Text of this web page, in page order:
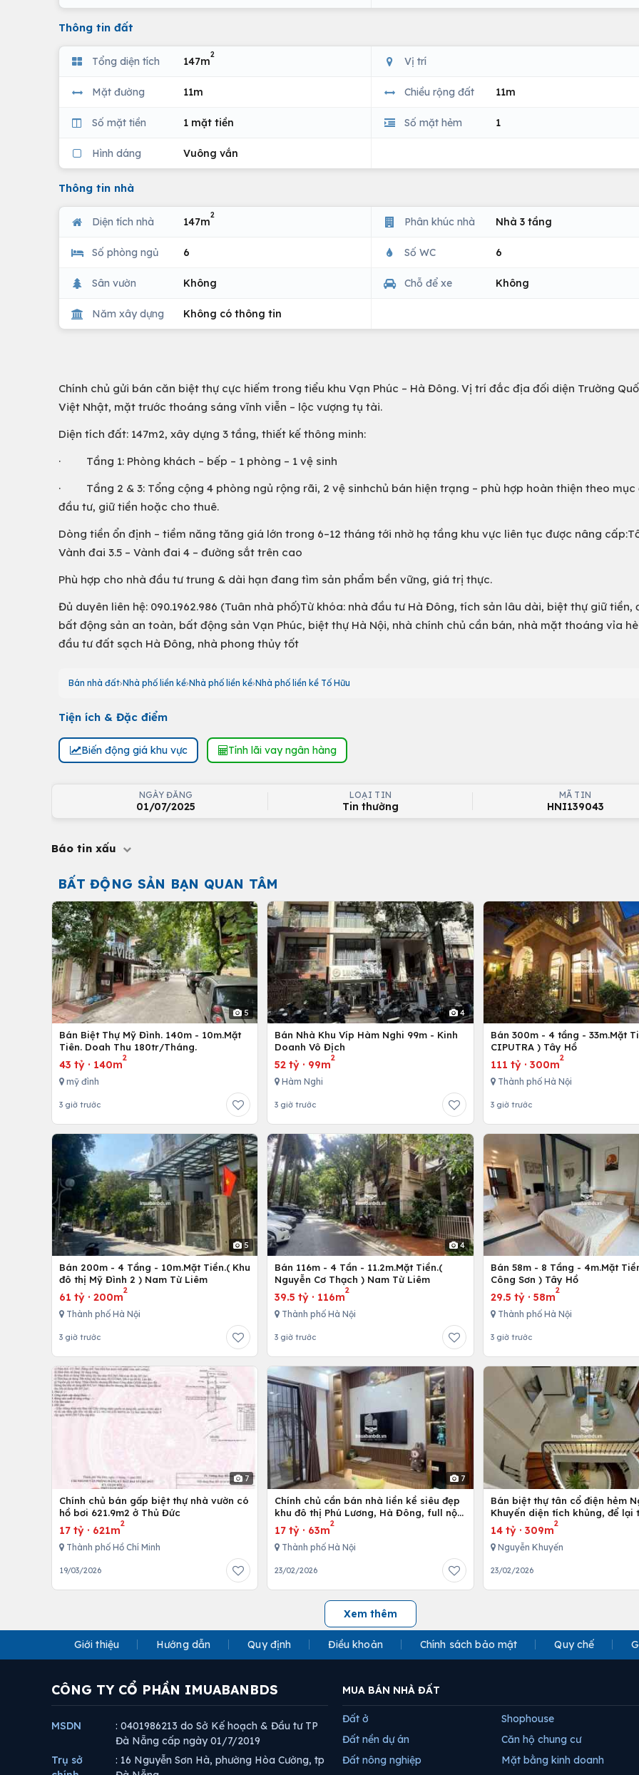
Thông tin đất
Tổng diện tích 147m
2
Vị trí
Mặt đường 11m Chiều rộng đất 11m
Số mặt tiền 1 mặt tiền Số mặt hẻm 1
Hình dáng Vuông vắn
Thông tin nhà
Diện tích nhà 147m
2
Phân khúc nhà Nhà 3 tầng
Số phòng ngủ 6 Số WC 6
Sân vườn Không Chỗ để xe Không
Năm xây dựng Không có thông tin
Chính chủ gửi bán căn biệt thự cực hiếm trong tiểu khu Vạn Phúc – Hà Đông. Vị trí đắc địa đối diện Trường
Việt Nhật, mặt trước thoáng sáng vĩnh viễn – lộc vượng tụ tài.
Diện tích đất: 147m2, xây dựng 3 tầng, thiết kế thông minh:
· Tầng 1: Phòng khách – bếp – 1 phòng – 1 vệ sinh
· Tầng 2 & 3: Tổng cộng 4 phòng ngủ rộng rãi, 2 vệ sinhchủ bán hiện trạng – phù hợp hoàn thiện theo mục
đầu tư, giữ tiền hoặc cho thuê.
Dòng tiền ổn định – tiềm năng tăng giá lớn trong 6–12 tháng tới nhờ hạ tầng khu vực liên tục được nâng
Vành đai 3.5 – Vành đai 4 – đường sắt trên cao
Phù hợp cho nhà đầu tư trung & dài hạn đang tìm sản phẩm bền vững, giá trị thực.
Đủ duyên liên hệ: 090.1962.986 (Tuân nhà phố)Từ khóa: nhà đầu tư Hà Đông, tích sản lâu dài, biệt thự giữ tiền,
bất động sản an toàn, bất động sản Vạn Phúc, biệt thự Hà Nội, nhà chính chủ cần bán, nhà mặt thoáng vỉa
đầu tư đất sạch Hà Đông, nhà phong thủy tốt
Bán nhà đất Nhà phố liền kề Nhà phố liền kề Nhà phố liền kề Tố Hữu
Tiện ích & Đặc điểm
Biến động giá khu vực Tính lãi vay ngân hàng
NGÀY ĐĂNG
01/07/2025
LOẠI TIN
Tin thường
MÃ TIN
HNI139043
Báo tin xấu
BẤT ĐỘNG SẢN BẠN QUAN TÂM
5
Bán Biệt Thự Mỹ Đình. 140m - 10m.Mặt
Tiên. Doah Thu 180tr/Tháng.
43 tỷ · 140m
2
mỹ đình
3 giờ trước
4
Bán Nhà Khu Víp Hàm Nghi 99m - Kinh
Doanh Vô Địch
52 tỷ · 99m
2
Hàm Nghi
3 giờ trước
Bán 300m - 4 tầng - 33m.Mặt
CIPUTRA ) Tây Hồ
111 tỷ· 300m
2
Thành phố Hà Nội
3 giờ trước
5
Bán 200m - 4 Tầng - 10m.Mặt Tiền.( Khu
đô thị Mỹ Đình 2 ) Nam Từ Liêm
61 tỷ · 200m
2
Thành phố Hà Nội
3 giờ trước
4
Bán 116m - 4 Tần - 11.2m.Mặt Tiền.(
Nguyễn Cơ Thạch ) Nam Từ Liêm
39.5 tỷ · 116m
2
Thành phố Hà Nội
3 giờ trước
Bán 58m - 8 Tầng - 4m.Mặt
Công Sơn ) Tây Hồ
29.5 tỷ· 58m
2
Thành phố Hà Nội
3 giờ trước
7
Chính chủ bán gấp biệt thự nhà vườn có
hồ bơi 621.9m2 ở Thủ Đức
17 tỷ · 621m
2
Thành phố Hồ Chí Minh
19/03/2026
7
Chính chủ cần bán nhà liền kề siêu đẹp
khu đô thị Phú Lương, Hà Đông, full nội
thất cao cấp
17 tỷ · 63m
2
Thành phố Hà Nội
23/02/2026
Bán biệt thự tân cổ điện hẻm
Khuyến diện tích khủng, để lại
nội thất
14 tỷ· 309m
2
Nguyễn Khuyến
23/02/2026
Xem thêm
Giới thiệu Hướng dẫn Quy định Điều khoản Chính sách bảo mật Quy chế
CÔNG TY CỔ PHẦN IMUABANBDS
MSDN
: 0401986213 do Sở Kế hoạch & Đầu tư TP
Đà Nẵng cấp ngày 01/7/2019
Trụ sở
: 16 Nguyễn Sơn Hà, phường Hòa Cường, tp
MUA BÁN NHÀ ĐẤT
Đất ở
Đất nền dự án
Đất nông nghiệp
Shophouse
Căn hộ chung cư
Mặt bằng kinh doanh